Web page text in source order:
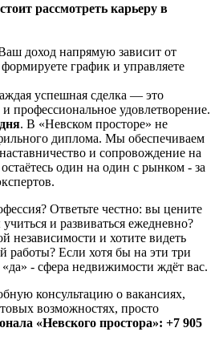
рассмотреть карьеру в
доход напрямую зависит от
график и управляете
успешная сделка — это
профессиональное удовлетворение.
. В «Невском просторе» не
диплома. Мы обеспечиваем
и сопровождение на
один на один с рынком - за
Ответьте честно: вы цените
и развиваться ежедневно?
независимости и хотите видеть
работы? Если хотя бы на эти три
«да» - сфера недвижимости ждёт вас.
консультацию о вакансиях,
возможностях, просто
«Невского простора»: +7 905